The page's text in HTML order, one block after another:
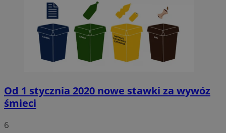
Od 1 stycznia 2020 nowe stawki za wywóz
śmieci
6